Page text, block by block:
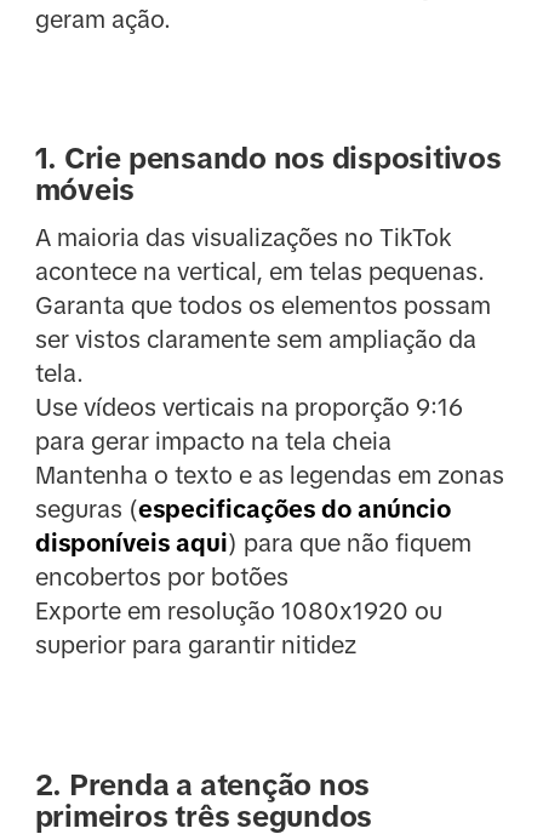
geram ação.
1. Crie pensando nos dispositivos
móveis
A maioria das visualizações no TikTok
acontece na vertical, em telas pequenas.
Garanta que todos os elementos possam
ser vistos claramente sem ampliação da
tela.
Use vídeos verticais na proporção 9:16
para gerar impacto na tela cheia
Mantenha o texto e as legendas em zonas
seguras (especificações do anúncio
disponíveis aqui) para que não fiquem
encobertos por botões
Exporte em resolução 1080x1920 ou
superior para garantir nitidez
2. Prenda a atenção nos
primeiros três segundos